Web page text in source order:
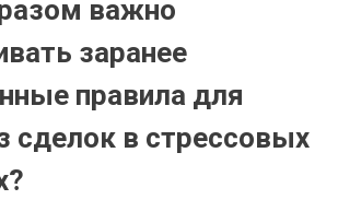
важно
заранее
правила для
сделок в стрессовых